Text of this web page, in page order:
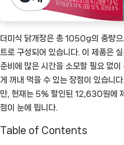
더미식 닭개장은 총 1050g의 중량
트로 구성되어 있습니다. 이 제품은
준비에 많은 시간을 소모할 필요 없
게 꺼내 먹을 수 있는 장점이 있습니
만, 현재는 5% 할인된 12,630원에
점이 눈에 띕니다.
Table of Contents